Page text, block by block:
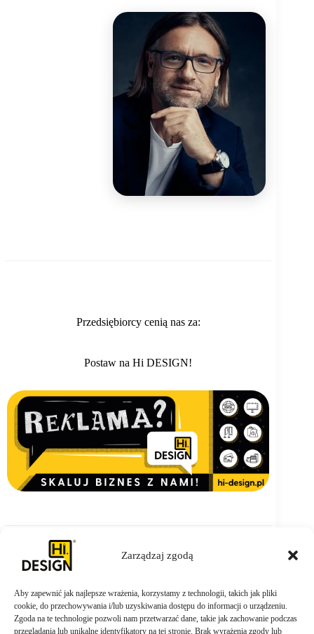
Zarządzaj zgodą
Aby zapewnić jak najlepsze wrażenia, korzystamy z technologii, takich jak pliki
cookie, do przechowywania i/lub uzyskiwania dostępu do informacji o urządzeniu.
Zgoda na te technologie pozwoli nam przetwarzać dane, takie jak zachowanie podczas
przeglądania lub unikalne identyfikatory na tej stronie. Brak wyrażenia zgody lub
Przedsiębiorcy cenią nas za:
Postaw na Hi DESIGN!
ZAMÓW TERAZ